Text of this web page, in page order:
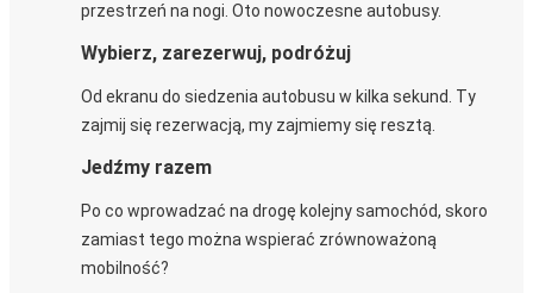
przestrzeń na nogi. Oto nowoczesne autobusy.
Wybierz, zarezerwuj, podróżuj
Od ekranu do siedzenia autobusu w kilka sekund. Ty
zajmij się rezerwacją, my zajmiemy się resztą.
Jedźmy razem
Po co wprowadzać na drogę kolejny samochód, skoro
zamiast tego można wspierać zrównoważoną
mobilność?